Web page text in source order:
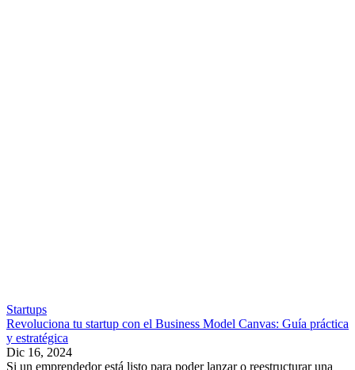
Startups
Revoluciona tu startup con el Business Model Canvas: Guía práctica
y estratégica
Dic 16, 2024
Si un emprendedor está listo para poder lanzar o reestructurar una